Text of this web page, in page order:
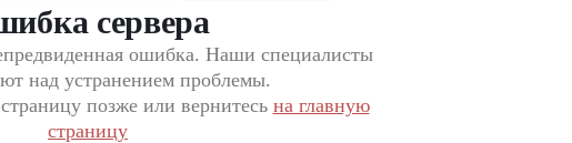
сервера
ошибка. Наши специалисты
над устранением проблемы.
позже или вернитесь на главную
страницу